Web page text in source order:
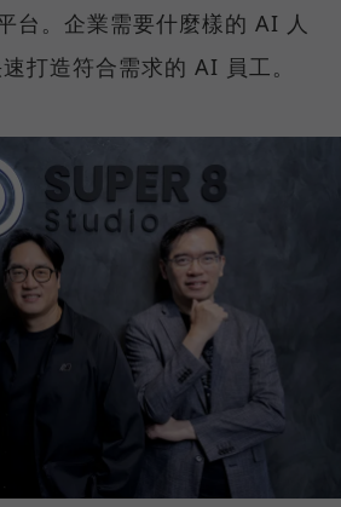
台。企業需要什麼樣的 AI 人
打造符合需求的 AI 員工。